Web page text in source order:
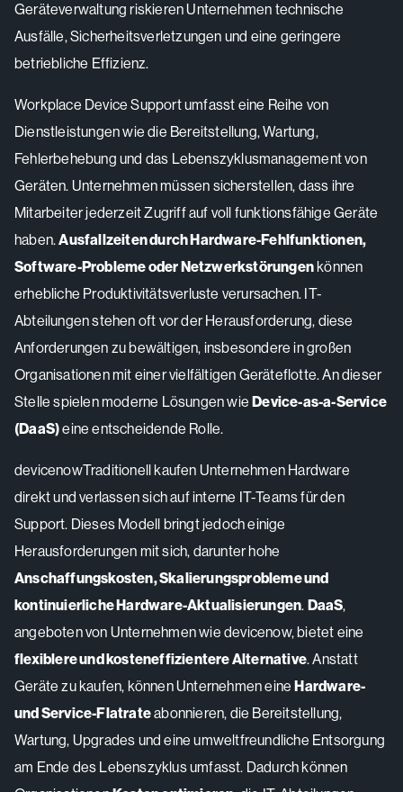
Geräteverwaltung riskieren Unternehmen technische
Ausfälle, Sicherheitsverletzungen und eine geringere
betriebliche Effizienz.
Workplace Device Support umfasst eine Reihe von
Dienstleistungen wie die Bereitstellung, Wartung,
Fehlerbehebung und das Lebenszyklusmanagement von
Geräten. Unternehmen müssen sicherstellen, dass ihre
Mitarbeiter jederzeit Zugriff auf voll funktionsfähige Geräte
haben.Ausfallzeiten durch Hardware-Fehlfunktionen,
Software-Probleme oder Netzwerkstörungen können
erhebliche Produktivitätsverluste verursachen. IT-
Abteilungen stehen oft vor der Herausforderung, diese
Anforderungen zu bewältigen, insbesondere in großen
Organisationen mit einer vielfältigen Geräteflotte. An dieser
Stelle spielen moderne Lösungen wie Device-as-a-Service
(DaaS)eine entscheidende Rolle.
devicenowTraditionell kaufen Unternehmen Hardware
direkt und verlassen sich auf interne IT-Teams für den
Support. Dieses Modell bringt jedoch einige
Herausforderungen mit sich, darunter hohe
Anschaffungskosten, Skalierungsprobleme und
kontinuierliche Hardware-Aktualisierungen. DaaS,
angeboten von Unternehmen wie devicenow, bietet eine
flexiblere und kosteneffizientere Alternative. Anstatt
Geräte zu kaufen, können Unternehmen eine Hardware-
und Service-Flatrateabonnieren, die Bereitstellung,
Wartung, Upgrades und eine umweltfreundliche Entsorgung
am Ende des Lebenszyklus umfasst. Dadurch können